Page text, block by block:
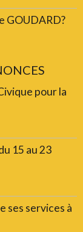
GOUDARD?
pour la
15 au 23
ses services à